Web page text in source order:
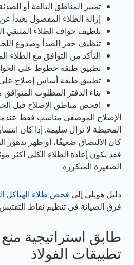
تمييز المناطق التالفة أو
إزالة الطلاء المفصول بعيداً
تلطيف حواف الطلاء المتبقي
تنظيف حفر الصدأ وصدوع
التأكد من التوافق مع الطلاء
تطبيق طبقة خطوط على
تطبيق طبقة أساس إصلاح
بناء الدفتر المطلوب
افحص مناطق الإصلاح قبل
الإصلاح الموضعي مناسب فقط
المحيطة لا تزال سليمة. إذا كان
كان الالتصاق ضعيفًا، أو ظهر تدهور
فقد يكون إعادة الطلاء الكلي أكثر
الصغيرة المتكررة.
دليل هويلي إلى فحص طلاء الهياكل
فرق الصيانة في تنظيم نقاط
طابق استراتيجية
تطبيقات الفولاذ